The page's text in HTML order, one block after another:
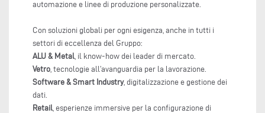
automazione e linee di produzione personalizzate.
Con soluzioni globali per ogni esigenza, anche in tutti i
settori di eccellenza del Gruppo:
ALU & Metal , il know-how dei leader di mercato.
Vetro , tecnologie all’avanguardia per la lavorazione.
Software & Smart Industry, digitalizzazione e gestione dei
dati.
Retail , esperienze immersive per la configurazione di